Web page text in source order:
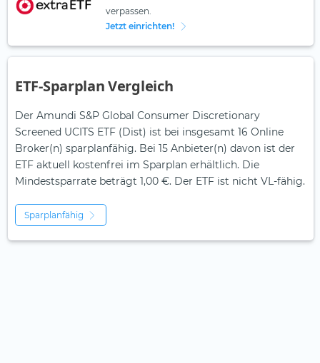
verpassen.
Jetzt einrichten!
ETF-Sparplan Vergleich
Der Amundi S&P Global Consumer Discretionary
Screened UCITS ETF (Dist) ist bei insgesamt 16 Online
Broker(n) sparplanfähig. Bei 15 Anbieter(n) davon ist der
ETF aktuell kostenfrei im Sparplan erhältlich. Die
Mindestsparrate beträgt 1,00 €. Der ETF ist nicht VL-fähig.
Sparplanfähig